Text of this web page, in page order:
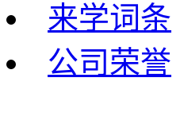
来学词条
公司荣誉